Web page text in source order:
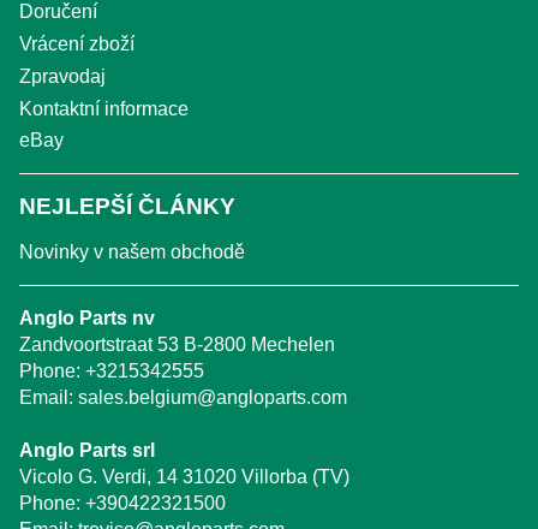
Doručení
Vrácení zboží
Zpravodaj
Kontaktní informace
eBay
NEJLEPŠÍ ČLÁNKY
Novinky v našem obchodě
Anglo Parts nv
Zandvoortstraat 53 B-2800 Mechelen
Phone: +3215342555
Email: sales.belgium@angloparts.com
Anglo Parts srl
Vicolo G. Verdi, 14 31020 Villorba (TV)
Phone: +390422321500